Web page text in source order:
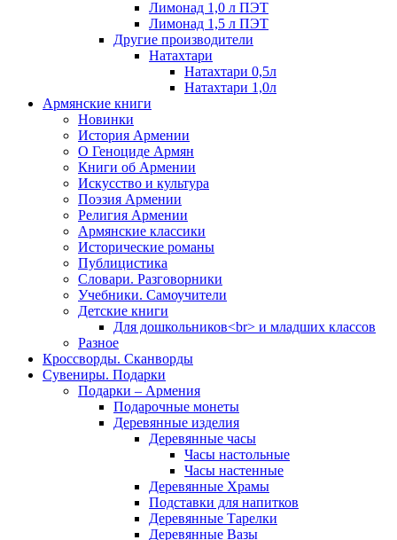
Лимонад 1,0 л ПЭТ
Лимонад 1,5 л ПЭТ
Другие производители
Натахтари
Натахтари 0,5л
Натахтари 1,0л
Армянские книги
Новинки
История Армении
О Геноциде Армян
Книги об Армении
Иcкусство и культура
Поэзия Армении
Религия Армении
Армянские классики
Исторические романы
Публицистика
Словари. Разговорники
Учебники. Самоучители
Детские книги
Для дошкольников<br> и младших классов
Разное
Кроссворды. Сканворды
Сувениры. Подарки
Подарки – Армения
Подарочные монеты
Деревянные изделия
Деревянные часы
Часы настольные
Часы настенные
Деревянные Храмы
Подставки для напитков
Деревянные Тарелки
Деревянные Вазы